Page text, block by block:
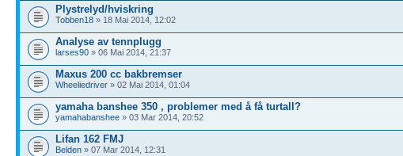
Plystrelyd/hviskring
Tobben18 » 18 Mai 2014, 12:02
Analyse av tennplugg
larses90 » 06 Mai 2014, 21:37
Maxus 200 cc bakbremser
Wheeliedriver » 02 Mai 2014, 01:04
yamaha banshee 350 , problemer med å få turtall?
yamahabanshee » 03 Mar 2014, 20:52
Lifan 162 FMJ
Belden » 07 Mar 2014, 12:31